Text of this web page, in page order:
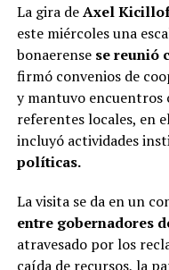
La gira deAxel
este miércoles una
bonaerense se reunió
firmó convenios de
y mantuvo encuentros
referentes locales, en
incluyó actividades
políticas.
La visita se da en un
entre gobernadores
atravesado por los
caída de recursos, la